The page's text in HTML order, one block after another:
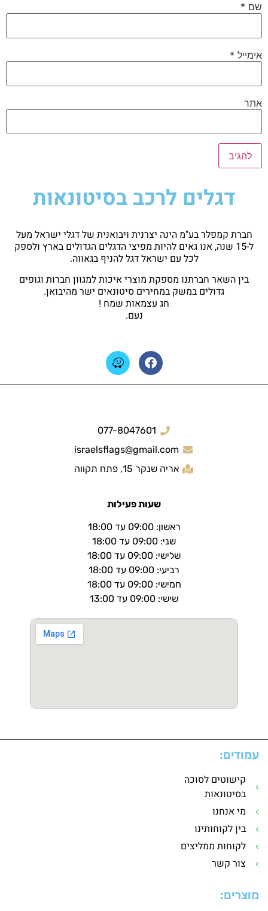
שם *
אימייל *
אתר
דגלים לרכב בסיטונאות
חברת קמפלר בע"מ הינה יצרנית ויבואנית של דגלי ישראל מעל
ל-15 שנה, אנו גאים להיות מפיצי הדגלים הגדולים בארץ ולספק
לכל עם ישראל דגל להניף בגאווה.
בין השאר חברתנו מספקת מוצרי איכות למגוון חברות וגופים
גדולים במשק במחירים סיטונאים ישר מהיבואן.
חג עצמאות שמח !
נעם.
077-8047601
israelsflags@gmail.com
אריה שנקר 15, פתח תקווה
שעות פעילות
ראשון: 09:00 עד 18:00
שני: 09:00 עד 18:00
שלישי: 09:00 עד 18:00
רביעי: 09:00 עד 18:00
חמישי: 09:00 עד 18:00
שישי: 09:00 עד 13:00
עמודים:
קישוטים לסוכה
בסיטונאות
מי אנחנו
בין לקוחותינו
לקוחות ממליצים
צור קשר
מוצרים: